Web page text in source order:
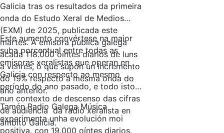
Galicia tras os resultados da primeira
onda do Estudo Xeral de Medios
(EXM) de 2025, publicada este
martes. A emisora pública galega
acada 118.000 oíntes diarios de luns
a venres, o que supón un incremento
do 19% respecto á mesma onda do
ano anterior.
Este aumento convértese na maior
suba porcentual entre todas as
emisoras xeralistas que operan en
Galicia con respecto ao mesmo
período do ano pasado, e todo isto
nun contexto de descenso das cifras
de audiencia da radio xeralista en
ámbito Galicia.
Tamén Radio Galega Música
experimenta unha evolución moi
positiva, con 19.000 oíntes diarios,